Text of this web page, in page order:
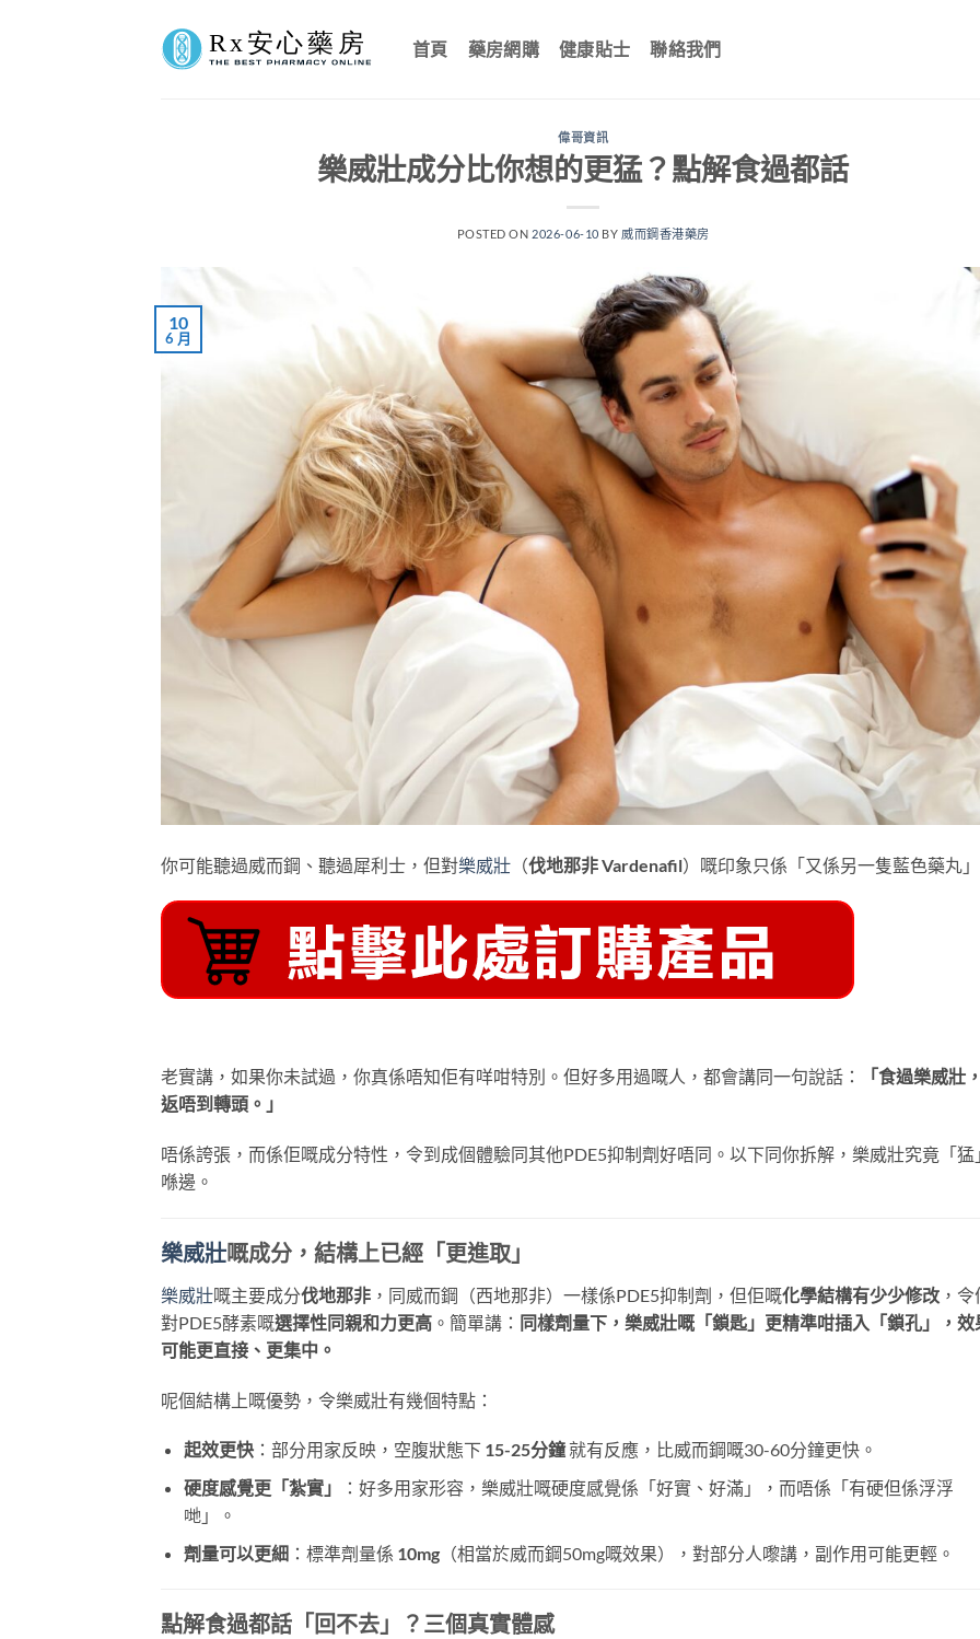
首頁 藥房網購 健康貼士 聯絡我們
偉哥資訊
樂威壯成分比你想的更猛？點解食過都話
POSTED ON 2026-06-10 BY 威而鋼香港藥房
10
6 月
你可能聽過威而鋼、聽過犀利士，但對樂威壯 （伐地那非 Vardenafil）嘅印象只係「又係另一隻藍色藥丸
老實講，如果你未試過，你真係唔知佢有咩咁特別。但好多用過嘅人，都會講同一句說話：
「食過樂威壯
返唔到轉頭。」
唔係誇張，而係佢嘅成分特性，令到成個體驗同其他PDE5抑制劑好唔同。以下同你拆解，樂威壯究竟「猛
喺邊。
樂威壯嘅成分，結構上已經「更進取」
樂威壯嘅主要成分伐地那非 ，同威而鋼（西地那非）一樣係PDE5抑制劑，但佢嘅化學結構有少少修改 ，
對PDE5酵素嘅選擇性同親和力更高 。簡單講： 同樣劑量下，樂威壯嘅「鎖匙」更精準咁插入「鎖孔」，效
可能更直接、更集中。
呢個結構上嘅優勢，令樂威壯有幾個特點：
起效更快：部分用家反映，空腹狀態下 15-25分鐘​ 就有反應，比威而鋼嘅30-60分鐘更快。
硬度感覺更「紮實」
：好多用家形容，樂威壯嘅硬度感覺係「好實、好滿」，而唔係「有硬但係浮浮
哋」。
劑量可以更細：標準劑量係 10mg（相當於威而鋼50mg嘅效果），對部分人嚟講，副作用可能更輕。
點解食過都話「回不去」？三個真實體感